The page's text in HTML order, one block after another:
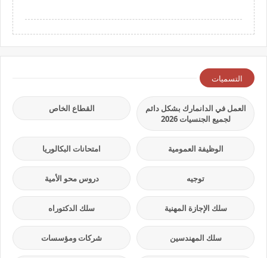
التسميات
العمل في الدانمارك بشكل دائم
لجميع الجنسيات 2026
القطاع الخاص
الوظيفة العمومية امتحانات البكالوريا
توجيه دروس محو الأمية
سلك الإجازة المهنية سلك الدكتوراه
سلك المهندسين شركات ومؤسسات